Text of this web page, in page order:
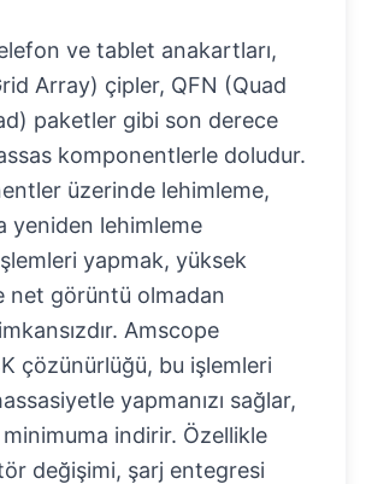
ve tablet anakartları,
Array) çipler, QFN (Quad
paketler gibi son derece
komponentlerle doludur.
üzerinde lehimleme,
yeniden lehimleme
yapmak, yüksek
net görüntü olmadan
Amscope
çözünürlüğü, bu işlemleri
yapmanızı sağlar,
minimuma indirir. Özellikle
değişimi, şarj entegresi